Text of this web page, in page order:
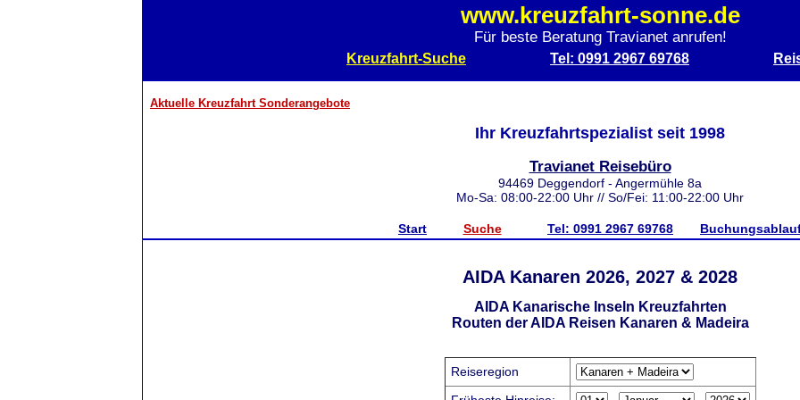
www.kreuzfahrt-sonne.de
Für beste Beratung Travianet anrufen!
Kreuzfahrt-Suche Tel: 0991 2967 69768
Aktuelle Kreuzfahrt Sonderangebote
Ihr Kreuzfahrtspezialist seit 1998
Travianet Reisebüro
94469 Deggendorf - Angermühle 8a
Mo-Sa: 08:00-22:00 Uhr // So/Fei: 11:00-22:00 Uhr
Start Suche Tel: 0991 2967 69768
AIDA Kanaren 2026, 2027 & 2028
AIDA Kanarische Inseln Kreuzfahrten
Routen der AIDA Reisen Kanaren & Madeira
Reiseregion